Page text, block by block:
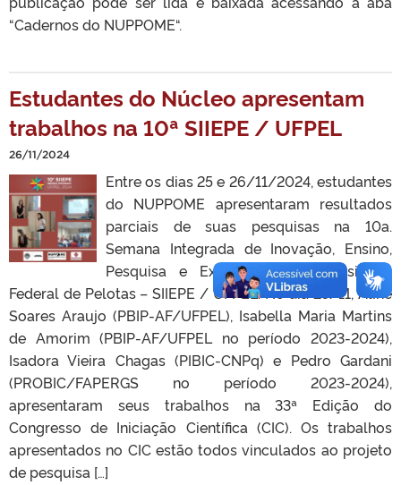
“Cadernos do NUPPOME“.
Estudantes do Núcleo apresentam
trabalhos na 10ª SIIEPE / UFPEL
26/11/2024
Entre os dias 25 e 26/11/2024, estudantes
do NUPPOME apresentaram resultados
parciais de suas pesquisas na 10a.
Semana Integrada de Inovação, Ensino,
Pesquisa e Extensão da Universidade
Federal de Pelotas – SIIEPE / UFPEL. No dia 25/11, Aline
Soares Araujo (PBIP-AF/UFPEL), Isabella Maria Martins
de Amorim (PBIP-AF/UFPEL no período 2023-2024),
Isadora Vieira Chagas (PIBIC-CNPq) e Pedro Gardani
(PROBIC/FAPERGS no período 2023-2024),
apresentaram seus trabalhos na 33ª Edição do
Congresso de Iniciação Científica (CIC). Os trabalhos
apresentados no CIC estão todos vinculados ao projeto
de pesquisa […]